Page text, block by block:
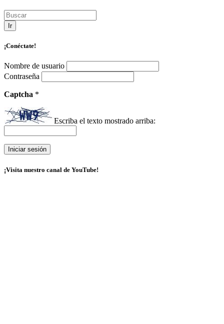
Ir
¡Conéctate!
Nombre de usuario
Contraseña
Captcha *
Escriba el texto mostrado arriba:
¡Visita nuestro canal de YouTube!